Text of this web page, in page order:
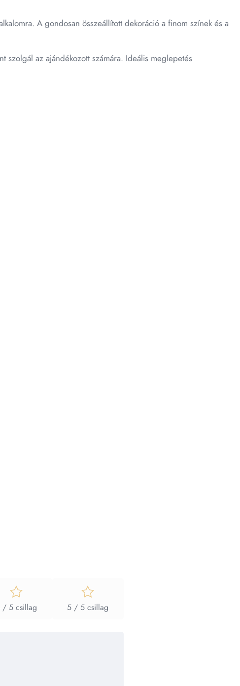
A gondosan összeállított dekoráció a finom színek és a
szolgál az ajándékozott számára. Ideális meglepetés
/ 5 csillag 5 / 5 csillag